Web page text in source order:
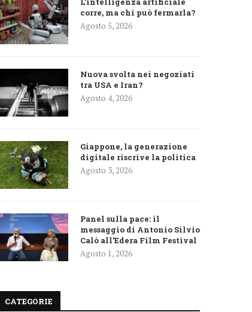
corre, ma chi può fermarla?
Agosto 5, 2026
Nuova svolta nei negoziati
tra USA e Iran?
Agosto 4, 2026
Giappone, la generazione
digitale riscrive la politica
Agosto 3, 2026
Panel sulla pace: il
messaggio di Antonio Silvio
Calò all’Edera Film Festival
Agosto 1, 2026
CATEGORIE